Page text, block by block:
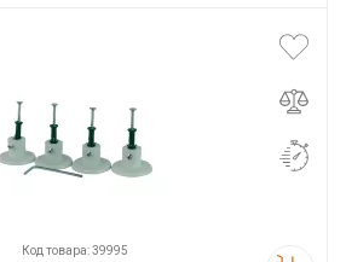
Код товара: 39995